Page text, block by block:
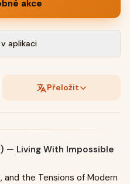
akce
aplikaci
Přeložit
— Living With Impossible
and the Tensions of Modern